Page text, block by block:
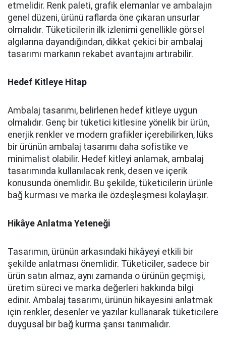
etmelidir. Renk paleti, grafik elemanlar ve ambalajın
genel düzeni, ürünü raflarda öne çıkaran unsurlar
olmalıdır. Tüketicilerin ilk izlenimi genellikle görsel
algılarına dayandığından, dikkat çekici bir ambalaj
tasarımı markanın rekabet avantajını artırabilir.
Hedef Kitleye Hitap
Ambalaj tasarımı, belirlenen hedef kitleye uygun
olmalıdır. Genç bir tüketici kitlesine yönelik bir ürün,
enerjik renkler ve modern grafikler içerebilirken, lüks
bir ürünün ambalaj tasarımı daha sofistike ve
minimalist olabilir. Hedef kitleyi anlamak, ambalaj
tasarımında kullanılacak renk, desen ve içerik
konusunda önemlidir. Bu şekilde, tüketicilerin ürünle
bağ kurması ve marka ile özdeşleşmesi kolaylaşır.
Hikâye Anlatma Yeteneği
Tasarımın, ürünün arkasındaki hikâyeyi etkili bir
şekilde anlatması önemlidir. Tüketiciler, sadece bir
ürün satın almaz, aynı zamanda o ürünün geçmişi,
üretim süreci ve marka değerleri hakkında bilgi
edinir. Ambalaj tasarımı, ürünün hikayesini anlatmak
için renkler, desenler ve yazılar kullanarak tüketicilere
duygusal bir bağ kurma şansı tanımalıdır.